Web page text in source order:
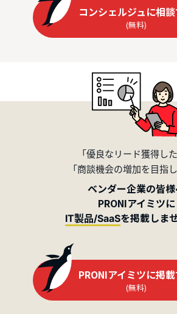
コンシェルジュに相
(無料)
「優良なリード獲得した
「商談機会の増加を目指し
ベンダー企業の皆
PRONIアイミツに
IT製品/SaaSを掲載しま
PRONIアイミツに掲
(無料)